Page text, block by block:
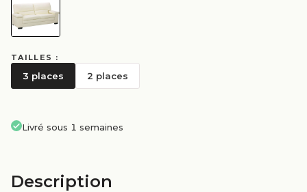
TAILLES :
3 places 2 places
Livré sous 1 semaines
Description